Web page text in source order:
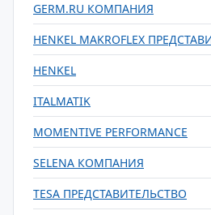
GERM.RU КОМПАНИЯ
HENKEL MAKROFLEX
HENKEL
ITALMATIK
MOMENTIVE PERFORMANCE
SELENA КОМПАНИЯ
TESA ПРЕДСТАВИТЕЛЬСТВО